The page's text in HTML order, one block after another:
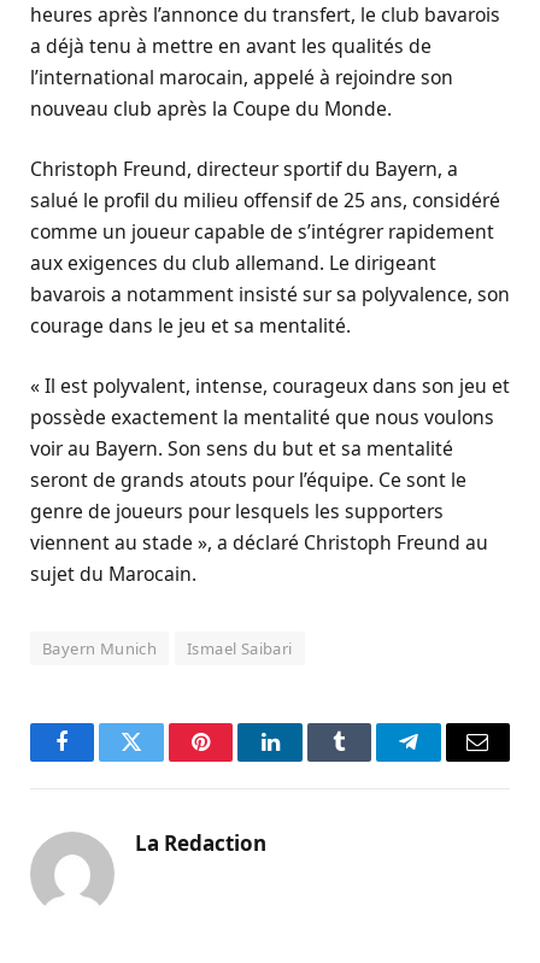
heures après l’annonce du transfert, le club bavarois
a déjà tenu à mettre en avant les qualités de
l’international marocain, appelé à rejoindre son
nouveau club après la Coupe du Monde.
Christoph Freund, directeur sportif du Bayern, a
salué le profil du milieu offensif de 25 ans, considéré
comme un joueur capable de s’intégrer rapidement
aux exigences du club allemand. Le dirigeant
bavarois a notamment insisté sur sa polyvalence, son
courage dans le jeu et sa mentalité.
« Il est polyvalent, intense, courageux dans son jeu et
possède exactement la mentalité que nous voulons
voir au Bayern. Son sens du but et sa mentalité
seront de grands atouts pour l’équipe. Ce sont le
genre de joueurs pour lesquels les supporters
viennent au stade », a déclaré Christoph Freund au
sujet du Marocain.
Bayern Munich Ismael Saibari
FacebookTwitter PinterestLinkedInTumblr TelegramEmail
La Redaction